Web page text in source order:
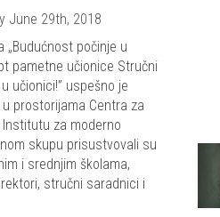
June 29th, 2018
počinje u
pametne učionice Stručni
učionici!” uspešno je
prostorijama Centra za
za moderno
skupu prisustvovali su
i srednjim školama,
stručni saradnici i